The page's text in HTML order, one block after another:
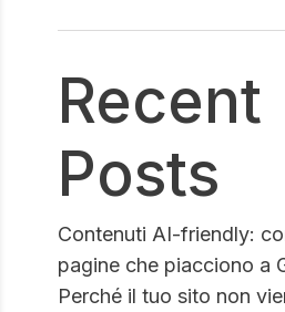
Recent
Posts
Contenuti AI-friendly:
pagine che piacciono a
Perché il tuo sito non